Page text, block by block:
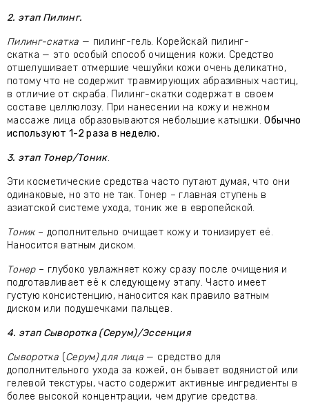
2. этап Пилинг.
Пилинг-скатка — пилинг-гель. Корейскай пилинг-
скатка — это особый способ очищения кожи. Средство
отшелушивает отмершие чешуйки кожи очень деликатно,
потому что не содержит травмирующих абразивных частиц,
в отличие от скраба. Пилинг-скатки содержат в своем
составе целлюлозу. При нанесении на кожу и нежном
массаже лица образовываются небольшие катышки.Обычно
используют 1-2 раза в неделю.
3. этап Тонер/Тоник.
Эти косметические средства часто путают думая, что они
одинаковые, но это не так. Тонер – главная ступень в
азиатской системе ухода, тоник же в европейской.
Тоник– дополнительно очищает кожу и тонизирует её.
Наносится ватным диском.
Тонер– глубоко увлажняет кожу сразу после очищения и
подготавливает её к следующему этапу. Часто имеет
густую консистенцию, наносится как правило ватным
диском или подушечками пальцев.
4. этап Сыворотка (Серум)/Эссенция
Сыворотка (Серум) для лица — средство для
дополнительного ухода за кожей, он бывает водянистой или
гелевой текстуры, часто содержит активные ингредиенты в
более высокой концентрации, чем другие средства.